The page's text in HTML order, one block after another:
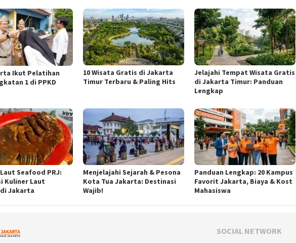
Ikut Pelatihan
1 di PPKD
10 Wisata Gratis di Jakarta
Timur Terbaru & Paling Hits
Jelajahi Tempat Wisata Gratis
di Jakarta Timur: Panduan
Lengkap
Seafood PRJ:
Kuliner Laut
Jakarta
Menjelajahi Sejarah & Pesona
Kota Tua Jakarta: Destinasi
Wajib!
Panduan Lengkap: 20 Kampus
Favorit Jakarta, Biaya & Kost
Mahasiswa
SOCIAL NETWORK